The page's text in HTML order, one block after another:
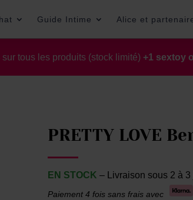
Guide Intime Alice et
sur tous les produits (stock limité) +1 sextoy
PRETTY LOVE
EN STOCK – Livraison sous 2 à 3
Paiement 4 fois sans frais avec